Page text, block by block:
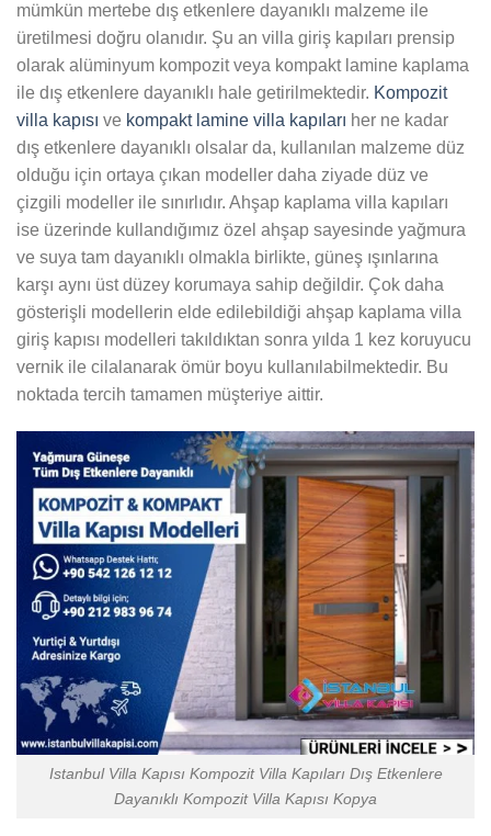
mümkün mertebe dış etkenlere dayanıklı malzeme ile
üretilmesi doğru olanıdır. Şu an villa giriş kapıları prensip
olarak alüminyum kompozit veya kompakt lamine kaplama
ile dış etkenlere dayanıklı hale getirilmektedir. Kompozit
villa kapısı ve kompakt lamine villa kapıları her ne kadar
dış etkenlere dayanıklı olsalar da, kullanılan malzeme düz
olduğu için ortaya çıkan modeller daha ziyade düz ve
çizgili modeller ile sınırlıdır. Ahşap kaplama villa kapıları
ise üzerinde kullandığımız özel ahşap sayesinde yağmura
ve suya tam dayanıklı olmakla birlikte, güneş ışınlarına
karşı aynı üst düzey korumaya sahip değildir. Çok daha
gösterişli modellerin elde edilebildiği ahşap kaplama villa
giriş kapısı modelleri takıldıktan sonra yılda 1 kez koruyucu
vernik ile cilalanarak ömür boyu kullanılabilmektedir. Bu
noktada tercih tamamen müşteriye aittir.
Istanbul Villa Kapısı Kompozit Villa Kapıları Dış Etkenlere
Dayanıklı Kompozit Villa Kapısı Kopya